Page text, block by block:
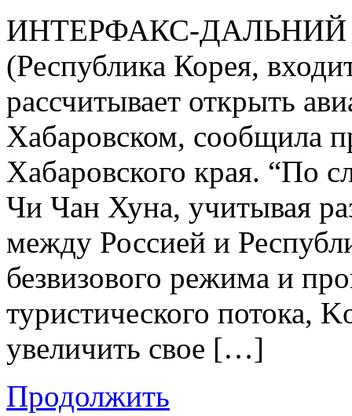
ИНТЕРФАКС-ДАЛЬНИЙ
(Республика Корея,
рассчитывает открыть
Хабаровском, сообщила
Хабаровского края. “По
Чи Чан Хуна, учитывая
между Россией и
безвизового режима и
туристического потока,
увеличить свое […]
Продолжить